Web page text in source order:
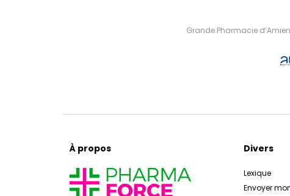
Grande Pharmacie
À propos Divers
Lexique
Envoyer